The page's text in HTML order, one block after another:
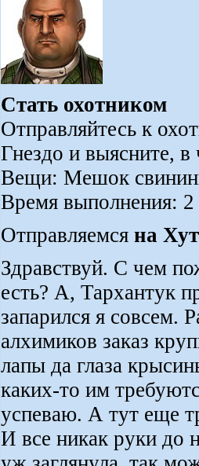
Стать охотником
Отправляйтесь к
Гнездо и выясните,
Вещи: Мешок
Время выполнения: 2
Отправляемся на
Здравствуй. С чем
есть? А, Тархантук
запарился я совсем.
алхимиков заказ
лапы да глаза
каких-то им
успеваю. А тут еще
И все никак руки до